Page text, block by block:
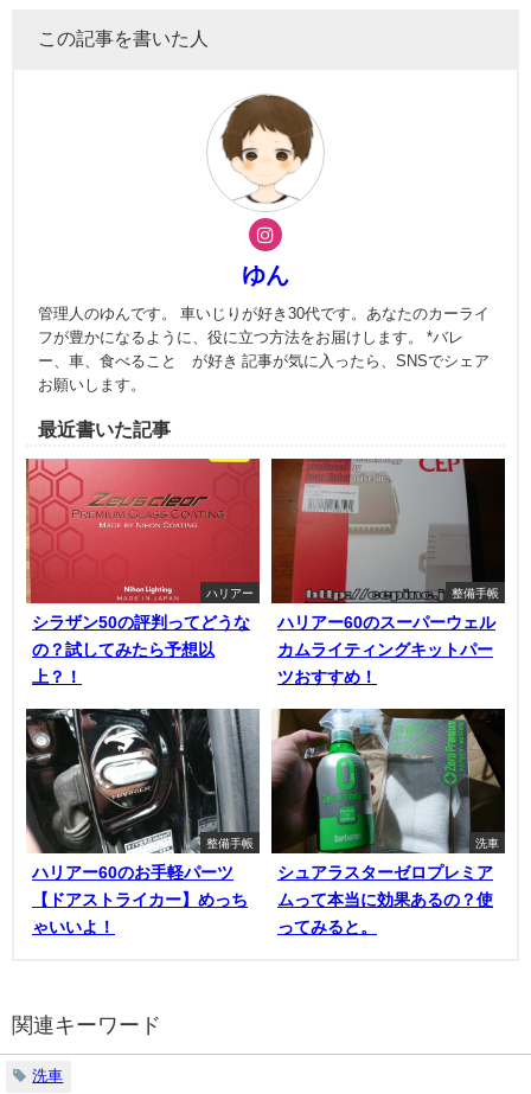
この記事を書いた人
ゆん
管理人のゆんです。 車いじりが好き30代です。あなたのカーライ
フが豊かになるように、役に立つ方法をお届けします。 *バレ
ー、車、食べること が好き 記事が気に入ったら、SNSでシェア
お願いします。
最近書いた記事
ハリアー
シラザン50の評判ってどうな
の？試してみたら予想以
上？！
整備手帳
ハリアー60のスーパーウェル
カムライティングキットパー
ツおすすめ！
整備手帳
ハリアー60のお手軽パーツ
【ドアストライカー】めっち
ゃいいよ！
洗車
シュアラスターゼロプレミア
ムって本当に効果あるの？使
ってみると。
関連キーワード
洗車